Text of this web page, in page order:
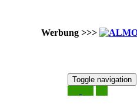
Werbung >>>
Toggle navigation